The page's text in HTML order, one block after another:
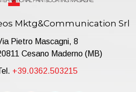
Mktg&Communication Srl
Pietro Mascagni, 8
Cesano Maderno (MB)
+39.0362.503215